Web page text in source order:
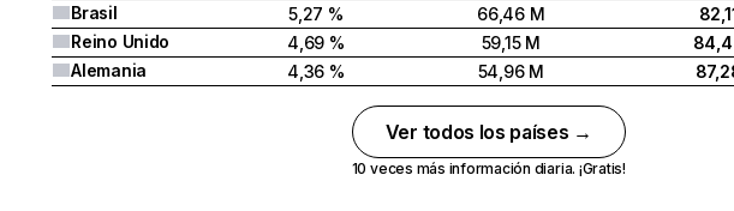
Brasil
5,27 % 66,46 M
Reino Unido
4,69 % 59,15 M
Alemania
4,36 % 54,96 M
Ver todos los países →
10 veces más información diaria. ¡Gratis!